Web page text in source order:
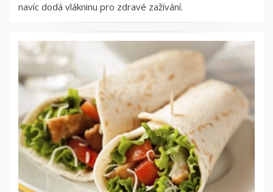
navíc dodá vlákninu pro zdravé zažívání.